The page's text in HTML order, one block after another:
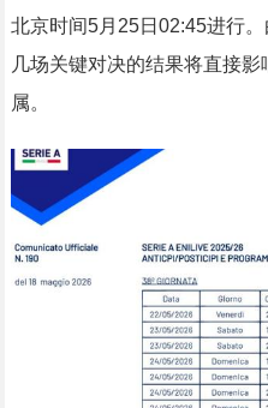
北京时间5月25日02:45进行
几场关键对决的结果将直接
属。